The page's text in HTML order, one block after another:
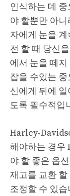
인식하는 데
야 할뿐만 아
자에게 눈을
전 할 때 당신
에서 눈을 떼
잡을 수있는
신에게 뒤에
도록 필수적입
Harley-
해야하는 경
야 할 좋은 옵
재고를 교환
조정할 수 있